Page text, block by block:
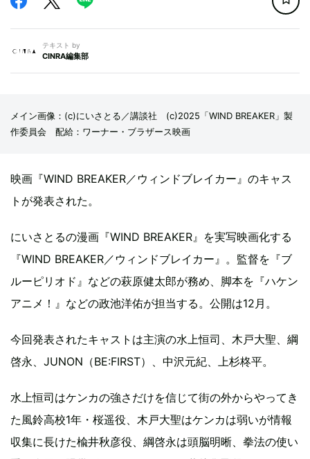
テキスト by
CINRA編集部
メイン画像：(c)にいさとる／講談社 (c)2025「WIND BREAKER」製
作委員会 配給：ワーナー・ブラザース映画
映画『WIND BREAKER／ウィンドブレイカー』のキャス
トが発表された。
にいさとるの漫画『WIND BREAKER』を実写映画化する
『WIND BREAKER／ウィンドブレイカー』。監督を『ブ
ルーピリオド』などの萩原健太郎が務め、脚本を『ハケン
アニメ！』などの政池洋佑が担当する。公開は12月。
今回発表されたキャストは主演の水上恒司、木戸大聖、綱
啓永、JUNON（BE:FIRST）、中沢元紀、上杉柊平。
水上恒司はケンカの強さだけを信じて街の外からやってき
た風鈴高校1年・桜遥役、木戸大聖はケンカは弱いが情報
収集に長けた楡井秋彦役、綱啓永は頭脳明晰、拳法の使い